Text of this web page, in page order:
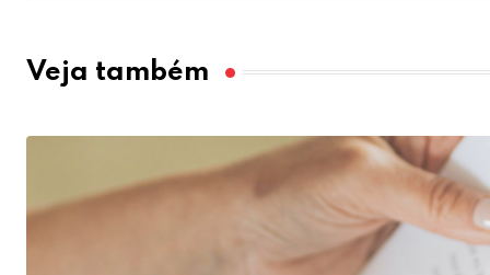
Veja também